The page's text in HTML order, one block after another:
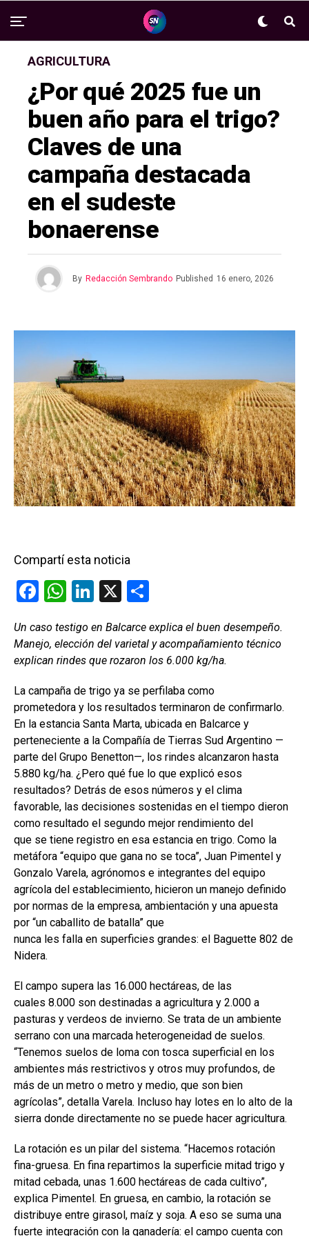
AGRICULTURA
¿Por qué 2025 fue un
buen año para el trigo?
Claves de una
campaña destacada
en el sudeste
bonaerense
By Redacción Sembrando Published 16 enero, 2026
Compartí esta noticia
F
ce
b
o
k
W
at
s
A
p
p
Li
ke
dI
n
X
m
p
ar
tir
Un caso testigo en Balcarce explica el buen desempeño.
Manejo, elección del varietal y acompañamiento técnico
explican rindes que rozaron los 6.000 kg/ha.
La campaña de trigo ya se perfilaba como
prometedora y los resultados terminaron de confirmarlo.
En la estancia Santa Marta, ubicada en Balcarce y
perteneciente a la Compañía de Tierras Sud Argentino —
parte del Grupo Benetton—, los rindes alcanzaron hasta
5.880 kg/ha. ¿Pero qué fue lo que explicó esos
resultados? Detrás de esos números y el clima
favorable, las decisiones sostenidas en el tiempo dieron
como resultado el segundo mejor rendimiento del
que se tiene registro en esa estancia en trigo. Como la
metáfora “equipo que gana no se toca”, Juan Pimentel y
Gonzalo Varela, agrónomos e integrantes del equipo
agrícola del establecimiento, hicieron un manejo definido
por normas de la empresa, ambientación y una apuesta
por “un caballito de batalla” que
nunca les falla en superficies grandes: el Baguette 802 de
Nidera.
El campo supera las 16.000 hectáreas, de las
cuales 8.000 son destinadas a agricultura y 2.000 a
pasturas y verdeos de invierno. Se trata de un ambiente
serrano con una marcada heterogeneidad de suelos.
“Tenemos suelos de loma con tosca superficial en los
ambientes más restrictivos y otros muy profundos, de
más de un metro o metro y medio, que son bien
agrícolas”, detalla Varela. Incluso hay lotes en lo alto de la
sierra donde directamente no se puede hacer agricultura.
La rotación es un pilar del sistema. “Hacemos rotación
fina-gruesa. En fina repartimos la superficie mitad trigo y
mitad cebada, unas 1.600 hectáreas de cada cultivo”,
explica Pimentel. En gruesa, en cambio, la rotación se
distribuye entre girasol, maíz y soja. A eso se suma una
fuerte integración con la ganadería: el campo cuenta con